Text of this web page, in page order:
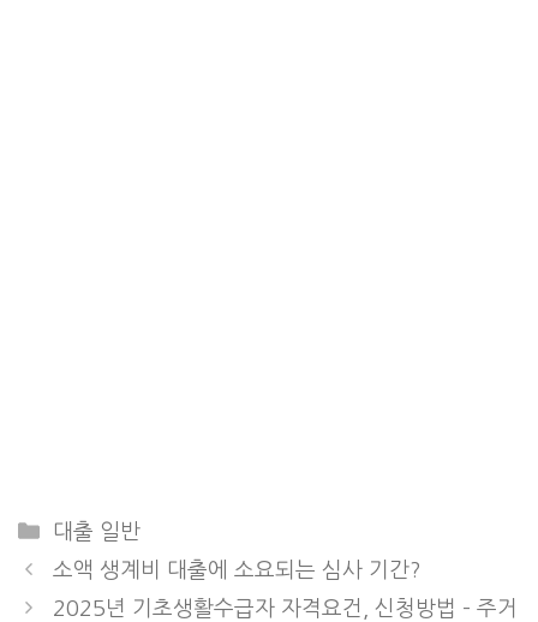
Categories
대출 일반
소액 생계비 대출에 소요되는 심사 기간?
2025년 기초생활수급자 자격요건, 신청방법 – 주거